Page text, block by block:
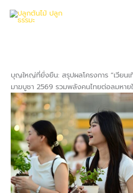
บุญใหญ่ที่ยั่งยืน: สรุปผลโครงการ “เวียน
มาฆบูชา 2569 รวมพลังคนไทยต่อลมหาย